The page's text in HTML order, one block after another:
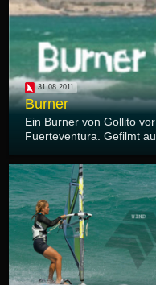
31.08.2011
Burner
Ein Burner von Gollito
Fuerteventura. Gefilmt